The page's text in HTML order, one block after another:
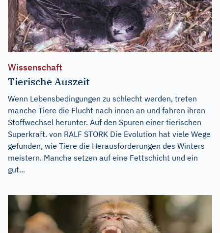
Wissenschaft
Tierische Auszeit
Wenn Lebensbedingungen zu schlecht werden, treten
manche Tiere die Flucht nach innen an und fahren ihren
Stoffwechsel herunter. Auf den Spuren einer tierischen
Superkraft. von RALF STORK Die Evolution hat viele Wege
gefunden, wie Tiere die Herausforderungen des Winters
meistern. Manche setzen auf eine Fettschicht und ein
gut...